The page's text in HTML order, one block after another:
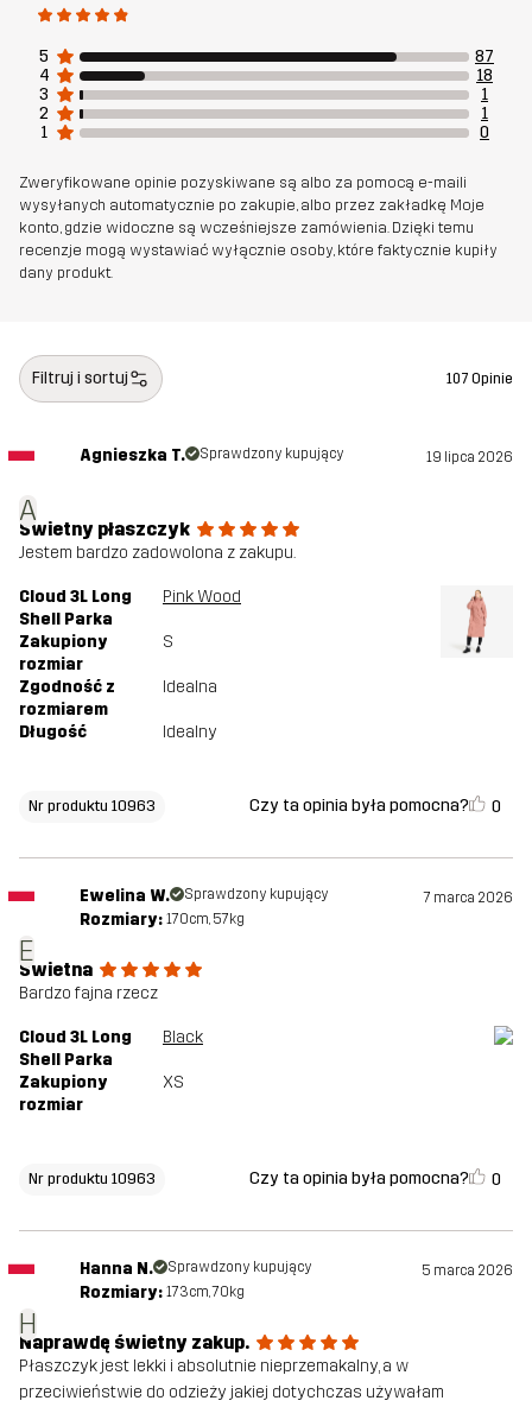
rozwój
przeczytaj o tym
Stworzone do NA CO DZIEŃ
Numer
artykułu
10963_2001
5
87
4
18
3
1
2
1
1
0
Zweryfikowane opinie pozyskiwane są albo za pomocą e-maili
wysyłanych automatycznie po zakupie, albo przez zakładkę Moje
konto, gdzie widoczne są wcześniejsze zamówienia. Dzięki temu
recenzje mogą wystawiać wyłącznie osoby, które faktycznie kupiły
dany produkt.
Filtruj i sortuj 107 Opinie
A
Agnieszka T. Sprawdzony kupujący 19 lipca 2026
Świetny płaszczyk
Jestem bardzo zadowolona z zakupu.
Cloud 3L Long
Shell Parka
Pink Wood
Zakupiony
rozmiar
S
Zgodność z
rozmiarem
Idealna
Długość Idealny
Nr produktu 10963 Czy ta opinia była pomocna? 0
E
Ewelina W. Sprawdzony kupujący 7 marca 2026
Rozmiary: 170cm, 57kg
Świetna
Bardzo fajna rzecz
Cloud 3L Long
Shell Parka
Black
Zakupiony
rozmiar
XS
Nr produktu 10963 Czy ta opinia była pomocna? 0
H
Hanna N. Sprawdzony kupujący 5 marca 2026
Rozmiary: 173cm, 70kg
Naprawdę świetny zakup.
Płaszczyk jest lekki i absolutnie nieprzemakalny, a w
przeciwieństwie do odzieży jakiej dotychczas używałam